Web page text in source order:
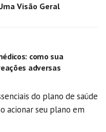
Visão Geral
como sua
adversas
do plano de saúde
acionar seu plano em